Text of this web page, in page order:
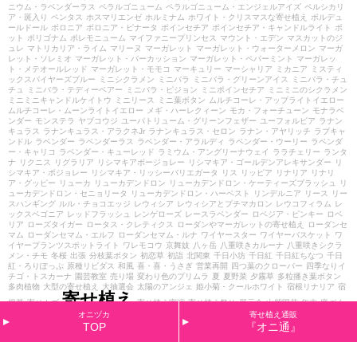
ニウム・ラベンダーラス ペラルゴニューム ペラルゴニューム・エンジェルアイズ ペルシカリ
ア・斑入り ペンタス ホスマリエンゼ ホルミナム ホワイト・クリスマスな寄せ植え
ボルデュ
ールドール ボロニア ボロニア・ピナータ ポインセチア ポインセチア・キャンドルライト
ポ
ット
ポリゴナム ポレモニューム マイファニープリンセス マウント・エデン マスカットのジ
ュレ マトリカリア・ライム マリーヌ マーガレット マーガレット・ウォーターメロン マーガ
レット・ソレミオ マーガレット・パーカッション マーガレット・ペパーミント
マーガレッ
ト・メテオールレッド マーガレット・モモコ マーキュリー マーシャリア ミカニア
ミスティ
ックスパイヤーズブルー
ミニシクラメン ミニバラ ミニバラ・グリーンアイス
ミニバラ・チュ
チュ
ミニバラ・テディーベアー ミニバラ・ピジョン ミニポインセチア
ミニミニのシクラメン
ミニミニキャンドルケイトウ
ミニリース ミニ葉ボタン
ムルチコーレ・アップライトイエロー
ムルチコーレ・ムーンライトイエロー
メギ・ハーレクィーン モカ・フォーチューン モナラベ
ンダー モンステラ ヤブコウジ ユーパトリューム・グリーンフェザー ユーフォルビア ラナン
キュラス
ラナンキュラス・アラクネJr ラナンキュラス・セロン ラナン・アヤリッチ ラブキャ
ンドル ラベンダー ラベンダーラス ラベンダー・アラルディ ラベンダー・ウーリー ラベンダ
ー・キャリコ
ラベンダー・キューレッド ラミウム・アングリーナウェイ ララチェリー ランタ
ナ
リクニス リグラリア リシマキアボージョレー リシマキア・ゴールデンアレキサンダー
リ
シマキア・ボジョレー
リシマキア・リッシーバリエガータ リス リッピア リナリア
リナリ
ア・グッピー
リューカ リューカデンドロン リューカデンドロン・ケーティーズブラッシュ
リ
ューカデンドロン・セニョリータ
リューカデンドロン・ハーベスト リンデルニア リース
リー
スハンギング ルル・チョコエッジ レウィシア レウィシアとプチマカロン レウコフィラム レ
ックスベゴニア レッドフラッシュ レンゲローズ レースラベンダー ロベジア・ピンキー
ロベ
リア
ローズタイガー ロータス・クレティクス ローダンやマーガレットの寄せ植え
ローダンセ
マム
ローダンセマム・エルフ ローダンセマム・ルナ ワイヤースター ワイヤーバスケット
ワ
イヤープランツスポットライト
ワレモコウ 京舞妓 八ヶ岳 八重咲きカルーナ
八重咲きシクラ
メン・チモ 冬桜 出張 分枝葉ボタン 初恋草 初詣 北関東 千日小坊 千日紅 千日紅ちなつ 千日
紅・ろりぽっぷ 原種リビダス 和風 喜・喜・うさぎ 営業再開 四つ葉のクローバー 四季なりイ
チゴ・トスカーナ
園芸教室 売り場 変わり色のプリムラ 夏 夏野菜 夕霧草 多粒播き葉ボタン
多肉植物 大型の寄せ植え 大抽選会 太陽のアンジェ 姫小菊・クールホワイト 宿根リナリア 宿
根草 寄せカゴ 寄せ植え 寄せ植え実演 寄せ植え祭り 展示会 山紫陽花 年末 庭づく
敬老の日 斑入りのアラビス 斑入りのスーパーアリッサム 斑入りのフロックス
入りカラミンサ
斑入りグレコマ 新しい鉢 新春初売り 新色 日々草
朱鷺茜 桐生ビオラ
オニヅカ
TOP
寄せ植え通販
『オニ通』